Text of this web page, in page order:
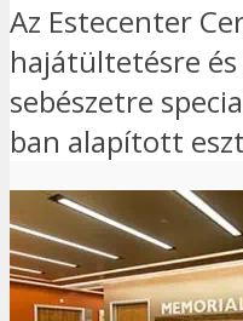
Az Estecenter
hajátültetésre
sebészetre
ban alapított